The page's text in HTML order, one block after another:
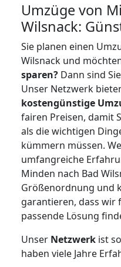
Umzüge von
Wilsnack:
Sie planen einen
Wilsnack und
sparen? Dann sind
Unser Netzwerk
kostengünstige
fairen Preisen, damit
als die wichtigen
kümmern müssen.
umfangreiche
Minden nach Bad
Größenordnung und
garantieren, dass wir
passende Lösung
Unser Netzwerk ist
haben viele Jahre